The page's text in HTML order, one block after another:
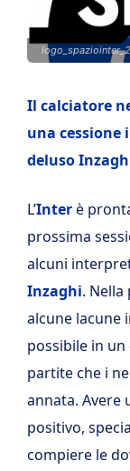
Il calciatore
una cessione
deluso
L’Interè
prossima
alcuni
Inzaghi.
alcune lacune
possibile in
partite che i
annata. Avere
positivo,
compiere le